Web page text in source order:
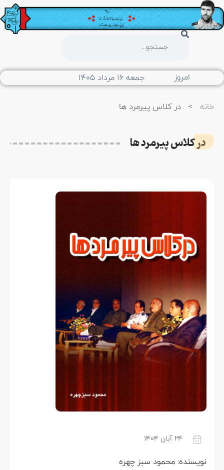
امروز جمعه ۱۶ مرداد ۱۴۰۵
خانه > در کلاس پیرمرد ها
در کلاس پیرمرد ها
۲۴ آبان ۱۴۰۴
نویسنده: محمود سبز چهره